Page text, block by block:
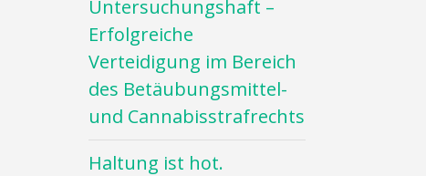
Untersuchungshaft –
Erfolgreiche
Verteidigung im Bereich
des Betäubungsmittel-
und Cannabisstrafrechts
Haltung ist hot.